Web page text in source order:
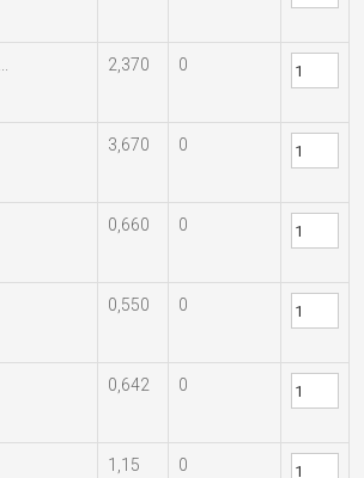
2,370 0
3,670 0
0,660 0
0,550 0
0,642 0
1,15 0